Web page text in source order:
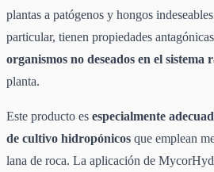
plantas a patógenos y hongos
particular, tienen propiedades
organismos no deseados en el sistema
planta.
Este producto es especialmente
de cultivo hidropónicos que emplean
lana de roca. La aplicación de